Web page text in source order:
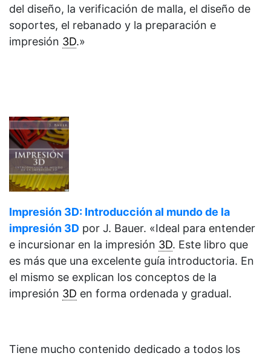
del diseño, la verificación de malla, el diseño de
soportes, el rebanado y la preparación e
impresión 3D.»
Impresión 3D: Introducción al mundo de la
impresión 3D por J. Bauer. «Ideal para entender
e incursionar en la impresión 3D. Este libro que
es más que una excelente guía introductoria. En
el mismo se explican los conceptos de la
impresión 3D en forma ordenada y gradual.
Tiene mucho contenido dedicado a todos los